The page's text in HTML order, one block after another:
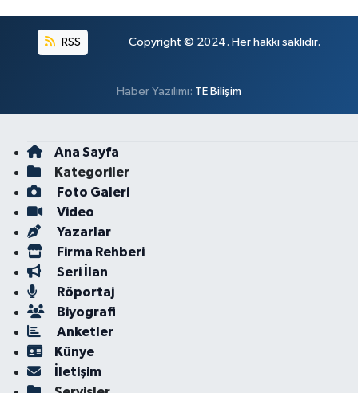
RSS Copyright © 2024. Her hakkı saklıdır.
Haber Yazılımı: TE Bilişim
Ana Sayfa
Kategoriler
Foto Galeri
Video
Yazarlar
Firma Rehberi
Seri İlan
Röportaj
Biyografi
Anketler
Künye
İletişim